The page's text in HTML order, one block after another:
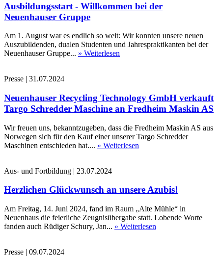
Ausbildungsstart - Willkommen bei der
Neuenhauser Gruppe
Am 1. August war es endlich so weit: Wir konnten unsere neuen
Auszubildenden, dualen Studenten und Jahrespraktikanten bei der
Neuenhauser Gruppe... » Weiterlesen
Presse | 31.07.2024
Neuenhauser Recycling Technology GmbH verkauft
Targo Schredder Maschine an Fredheim Maskin AS
Wir freuen uns, bekanntzugeben, dass die Fredheim Maskin AS aus
Norwegen sich für den Kauf einer unserer Targo Schredder
Maschinen entschieden hat.... » Weiterlesen
Aus- und Fortbildung | 23.07.2024
Herzlichen Glückwunsch an unsere Azubis!
Am Freitag, 14. Juni 2024, fand im Raum „Alte Mühle“ in
Neuenhaus die feierliche Zeugnisübergabe statt. Lobende Worte
fanden auch Rüdiger Schury, Jan... » Weiterlesen
Presse | 09.07.2024